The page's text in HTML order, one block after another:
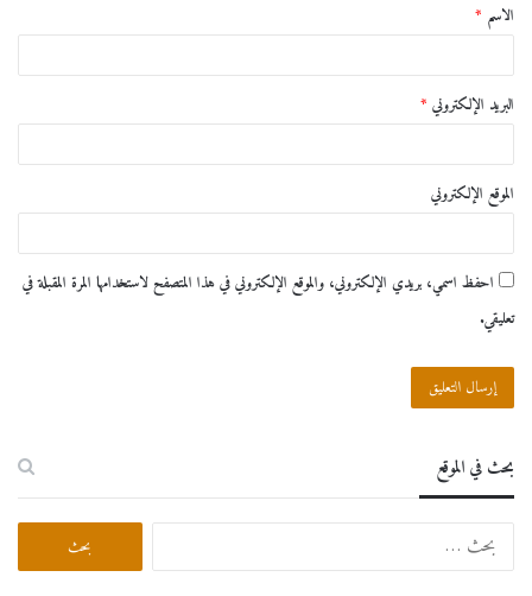
*
الاسم *
البريد الإلكتروني *
الموقع الإلكتروني
احفظ اسمي، بريدي الإلكتروني، والموقع الإلكتروني في هذا المتصفح لاستخدامها المرة المقبلة في
تعليقي.
بحث في الموقع
البحث